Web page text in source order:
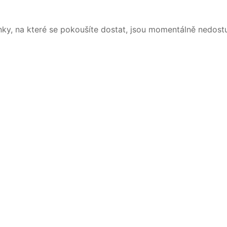
na které se pokoušíte dostat, jsou momentálně